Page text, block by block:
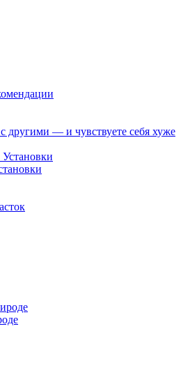
другими — и чувствуете себя хуже